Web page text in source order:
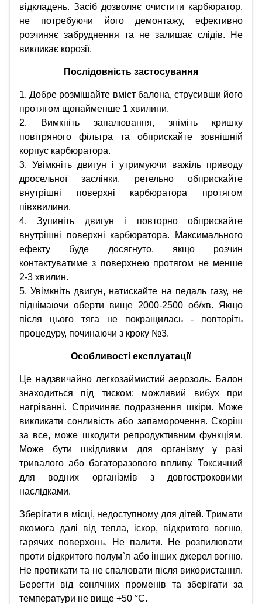
відкладень. Засіб дозволяє очистити карбюратор,
не потребуючи його демонтажу, ефективно
розчиняє забруднення та не залишає слідів. Не
викликає корозії.
Послідовність застосування
1. Добре розмішайте вміст балона, струсивши його
протягом щонайменше 1 хвилини.
2. Вимкніть запалювання, зніміть кришку
повітряного фільтра та обприскайте зовнішній
корпус карбюратора.
3. Увімкніть двигун і утримуючи важіль приводу
дросельної заслінки, ретельно обприскайте
внутрішні поверхні карбюратора протягом
півхвилини.
4. Зупиніть двигун і повторно обприскайте
внутрішні поверхні карбюратора. Максимального
ефекту буде досягнуто, якщо розчин
контактуватиме з поверхнею протягом не менше
2-3 хвилин.
5. Увімкніть двигун, натискайте на педаль газу, не
піднімаючи оберти вище 2000-2500 об/хв. Якщо
після цього тяга не покращилась - повторіть
процедуру, починаючи з кроку №3.
Особливості експлуатації
Це надзвичайно легкозаймистий аерозоль. Балон
знаходиться під тиском: можливий вибух при
нагріванні. Спричиняє подразнення шкіри. Може
викликати сонливість або запаморочення. Скоріш
за все, може шкодити репродуктивним функціям.
Може бути шкідливим для організму у разі
тривалого або багаторазового впливу. Токсичний
для водних організмів з довгостроковими
наслідками.
Зберігати в місці, недоступному для дітей. Тримати
якомога далі від тепла, іскор, відкритого вогню,
гарячих поверхонь. Не палити. Не розпилювати
проти відкритого полум`я або інших джерел вогню.
Не протикати та не спалювати після використання.
Берегти від сонячних променів та зберігати за
температури не вище +50 °C.